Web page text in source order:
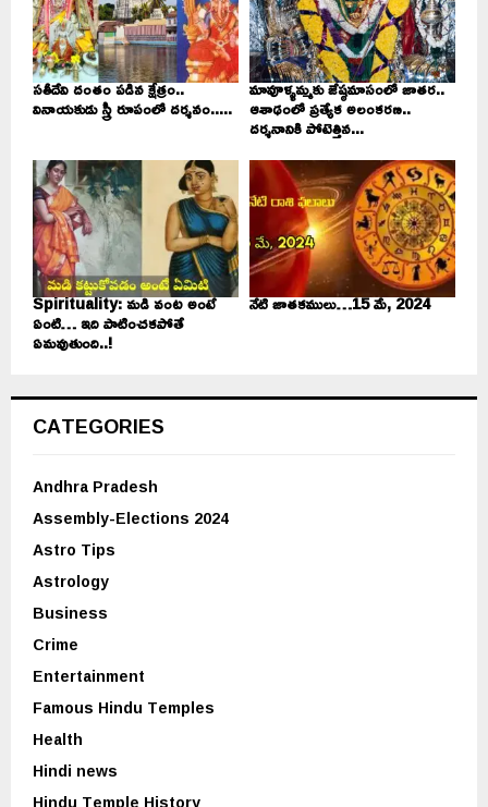
సతీదేవి దంతం పడిన క్షేత్రం..
వినాయకుడు స్త్రీ రూపంలో దర్శనం.....
మావూళ్ళమ్మకు జేష్ఠమాసంలో జాతర..
ఆశాఢంలో ప్రత్యేక అలంకరణ..
దర్శనానికి పోటెత్తిన...
Spirituality: మడి వంట అంటే
ఏంటి… ఇది పాటించకపోతే
ఏమవుతుంది..!
నేటి జాతకములు…15 మే, 2024
CATEGORIES
Andhra Pradesh
Assembly-Elections 2024
Astro Tips
Astrology
Business
Crime
Entertainment
Famous Hindu Temples
Health
Hindi news